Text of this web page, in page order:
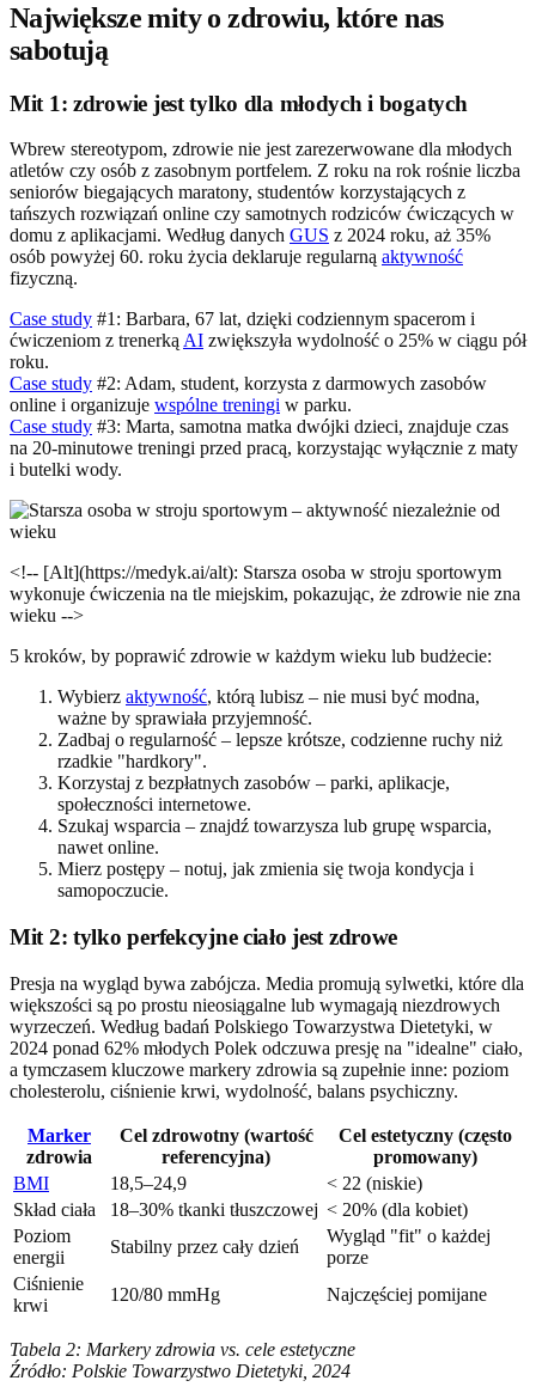
Największe mity o zdrowiu, które nas
sabotują
Mit 1: zdrowie jest tylko dla młodych i bogatych
Wbrew stereotypom, zdrowie nie jest zarezerwowane dla młodych
atletów czy osób z zasobnym portfelem. Z roku na rok rośnie liczba
seniorów biegających maratony, studentów korzystających z
tańszych rozwiązań online czy samotnych rodziców ćwiczących w
domu z aplikacjami. Według danych GUS z 2024 roku, aż 35%
osób powyżej 60. roku życia deklaruje regularną aktywność
fizyczną.
Case study #1: Barbara, 67 lat, dzięki codziennym spacerom i
ćwiczeniom z trenerką AI zwiększyła wydolność o 25% w ciągu pół
roku.
Case study #2: Adam, student, korzysta z darmowych zasobów
online i organizuje wspólne treningi w parku.
Case study #3: Marta, samotna matka dwójki dzieci, znajduje czas
na 20-minutowe treningi przed pracą, korzystając wyłącznie z maty
i butelki wody.
<!-- [Alt](https://medyk.ai/alt): Starsza osoba w stroju sportowym
wykonuje ćwiczenia na tle miejskim, pokazując, że zdrowie nie zna
wieku -->
5 kroków, by poprawić zdrowie w każdym wieku lub budżecie:
Wybierz aktywność, którą lubisz – nie musi być modna,
ważne by sprawiała przyjemność.
Zadbaj o regularność – lepsze krótsze, codzienne ruchy niż
rzadkie "hardkory".
Korzystaj z bezpłatnych zasobów – parki, aplikacje,
społeczności internetowe.
Szukaj wsparcia – znajdź towarzysza lub grupę wsparcia,
nawet online.
Mierz postępy – notuj, jak zmienia się twoja kondycja i
samopoczucie.
Mit 2: tylko perfekcyjne ciało jest zdrowe
Presja na wygląd bywa zabójcza. Media promują sylwetki, które dla
większości są po prostu nieosiągalne lub wymagają niezdrowych
wyrzeczeń. Według badań Polskiego Towarzystwa Dietetyki, w
2024 ponad 62% młodych Polek odczuwa presję na "idealne" ciało,
a tymczasem kluczowe markery zdrowia są zupełnie inne: poziom
cholesterolu, ciśnienie krwi, wydolność, balans psychiczny.
Marker
zdrowia
Cel zdrowotny (wartość
referencyjna)
Cel estetyczny (często
promowany)
BMI
18,5–24,9
< 22 (niskie)
Skład ciała
18–30% tkanki tłuszczowej < 20% (dla kobiet)
Poziom
energii
Stabilny przez cały dzień
Wygląd "fit" o każdej
porze
Ciśnienie
krwi
120/80 mmHg Najczęściej pomijane
Tabela 2: Markery zdrowia vs. cele estetyczne
Źródło: Polskie Towarzystwo Dietetyki, 2024